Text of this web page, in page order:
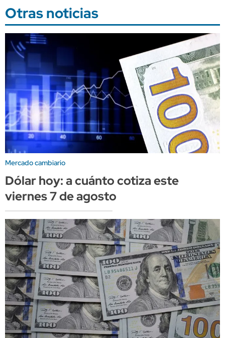
Otras noticias
Mercado cambiario
Dólar hoy: a cuánto cotiza este
viernes 7 de agosto